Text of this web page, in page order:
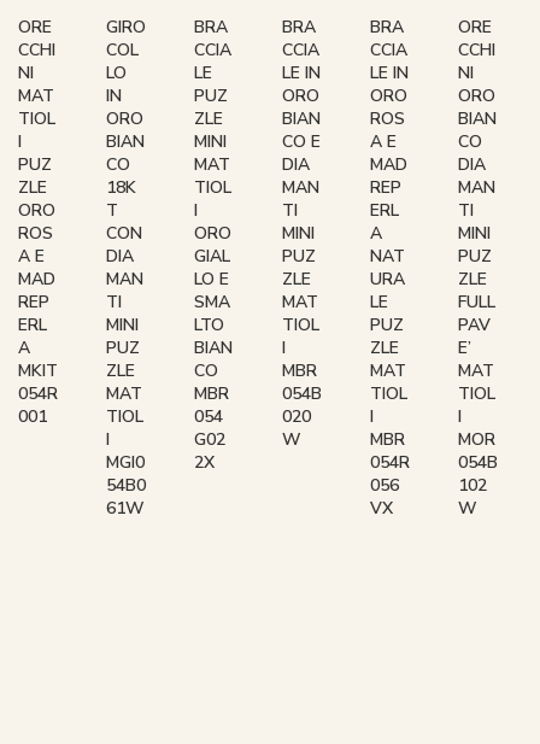
ORE
CCHI
NI
MAT
TIOL
I
PUZ
ZLE
ORO
ROS
A E
MAD
REP
ERL
A
MKIT
054R
001
GIRO
COL
LO
IN
ORO
BIAN
CO
18K
T
CON
DIA
MAN
TI
MINI
PUZ
ZLE
MAT
TIOL
I
MGI0
54B0
61W
BRA
CCIA
LE
PUZ
ZLE
MINI
MAT
TIOL
I
ORO
GIAL
LO E
SMA
LTO
BIAN
CO
MBR
054
G02
2X
BRA
CCIA
LE IN
ORO
BIAN
CO E
DIA
MAN
TI
MINI
PUZ
ZLE
MAT
TIOL
I
MBR
054B
020
W
BRA
CCIA
LE IN
ORO
ROS
A E
MAD
REP
ERL
A
NAT
URA
LE
PUZ
ZLE
MAT
TIOL
I
MBR
054R
056
VX
ORE
CCHI
NI
ORO
BIAN
CO
DIA
MAN
TI
MINI
PUZ
ZLE
FULL
PAV
E’
MAT
TIOL
I
MOR
054B
102
W